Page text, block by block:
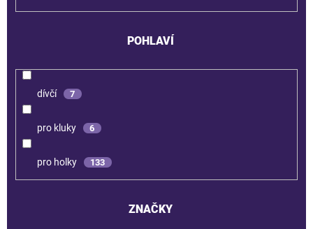
ZNAČKY
POHLAVÍ
dívčí 7
pro kluky 6
pro holky 133